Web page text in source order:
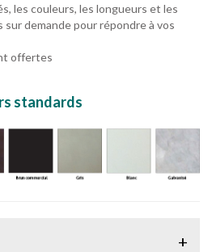
les couleurs, les longueurs et les
demande pour répondre à vos
offertes
standards
+